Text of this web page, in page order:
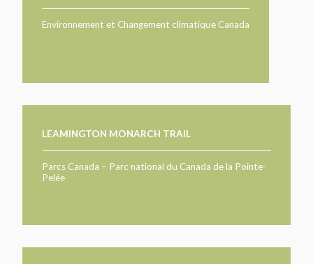
Environnement et Changement climatique Canada
LEAMINGTON MONARCH TRAIL
Parcs Canada – Parc national du Canada de la Pointe-
Pelée